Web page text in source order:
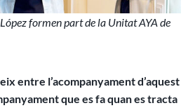
formen part de la Unitat AYA de
entre l’acompanyament d’aquest
que es fa quan es tracta